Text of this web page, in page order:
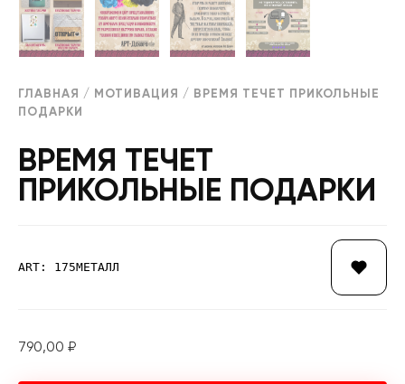
ГЛАВНАЯ / МОТИВАЦИЯ / ВРЕМЯ ТЕЧЕТ ПРИКОЛЬНЫЕ
ПОДАРКИ
ВРЕМЯ ТЕЧЕТ
ПРИКОЛЬНЫЕ ПОДАРКИ
ART: 175МЕТАЛЛ
790,00 ₽